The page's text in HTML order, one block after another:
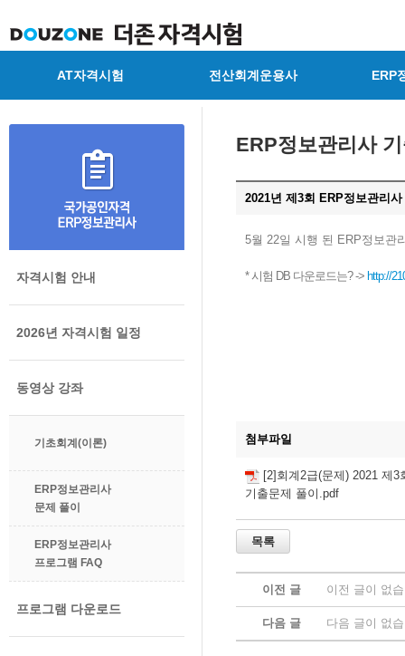
AT자격시험 전산회계운용사 ERP
자격시험 안내
2026년 자격시험 일정
동영상 강좌
기초회계(이론)
ERP정보관리사
문제 풀이
ERP정보관리사
프로그램 FAQ
프로그램 다운로드
ERP정보관리사
2021년 제3회 ERP정보관리
5월 22일 시행 된 ERP정보관
* 시험 DB 다운로드는? -> http://
첨부파일
[2]회계2급(문제) 2021 제
기출문제 풀이.pdf
이전 글 이전 글이 없
다음 글 다음 글이 없